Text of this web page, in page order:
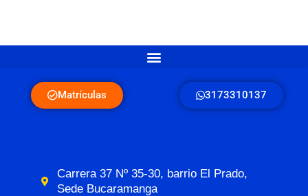
Matrículas 3173310137
Carrera 37 Nº 35-30, barrio El Prado,
Sede Bucaramanga